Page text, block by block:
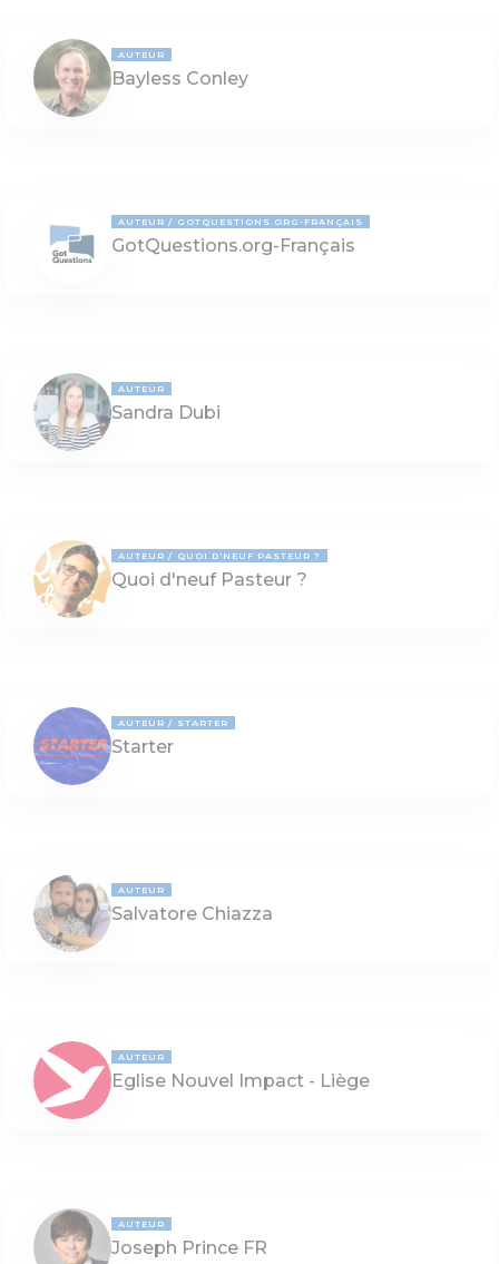
AUTEUR
Bayless Conley
AUTEUR GOTQUESTIONS.ORG-FRANÇAIS
GotQuestions.org-Français
AUTEUR
Sandra Dubi
AUTEUR QUOI D'NEUF PASTEUR ?
Quoi d'neuf Pasteur ?
AUTEUR STARTER
Starter
AUTEUR
Salvatore Chiazza
AUTEUR
Eglise Nouvel Impact - Liège
AUTEUR
Joseph Prince FR